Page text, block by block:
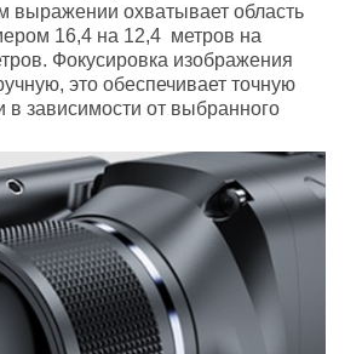
выражении охватывает область
16,4 на 12,4 метров на
Фокусировка изображения
это обеспечивает точную
в зависимости от выбранного